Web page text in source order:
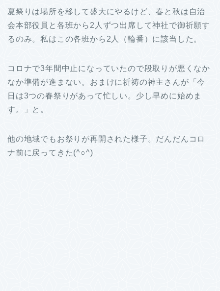
夏祭りは場所を移して盛大にやるけど、春と秋は自治
会本部役員と各班から2人ずつ出席して神社で御祈願す
るのみ。私はこの各班から2人（輪番）に該当した。
コロナで3年間中止になっていたので段取りが悪くなか
なか準備が進まない。おまけに祈祷の神主さんが「今
日は3つの春祭りがあって忙しい。少し早めに始めま
す。」と。
他の地域でもお祭りが再開された様子。だんだんコロ
ナ前に戻ってきた(^○^)